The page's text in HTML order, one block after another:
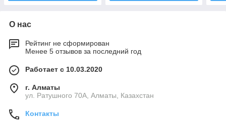
О нас
Рейтинг не сформирован
Менее 5 отзывов за последний год
Работает с 10.03.2020
г. Алматы
ул. Ратушного 70А, Алматы, Казахстан
Контакты